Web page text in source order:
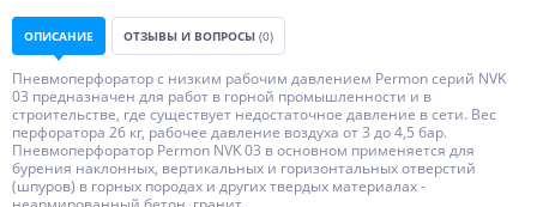
ОПИСАНИЕ ОТЗЫВЫ И ВОПРОСЫ (0)
Пневмоперфоратор с низким рабочим давлением Permon серий NVK
03 предназначен для работ в горной промышленности и в
строительстве, где существует недостаточное давление в сети. Вес
перфоратора 26 кг, рабочее давление воздуха от 3 до 4,5 бар.
Пневмоперфоратор Permon NVK 03 в основном применяется для
бурения наклонных, вертикальных и горизонтальных отверстий
(шпуров) в горных породах и других твердых материалах -